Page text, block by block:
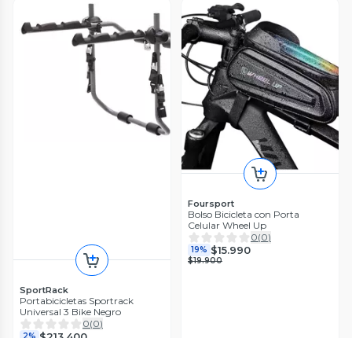
SportRack
Portabicicletas Sportrack
Universal 3 Bike Negro
0(0)
Foursport
Bolso Bicicleta con Porta
Celular Wheel Up
0(0)
19% $15.990
$19.900